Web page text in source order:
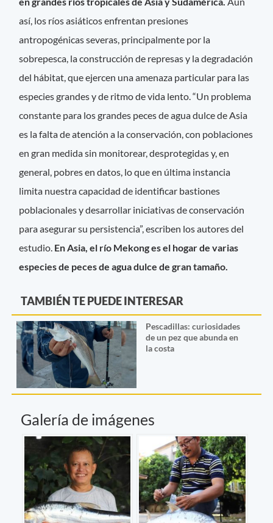
así, los ríos asiáticos enfrentan presiones
antropogénicas severas, principalmente por la
sobrepesca, la construcción de represas y la degradación
del hábitat, que ejercen una amenaza particular para las
especies grandes y de ritmo de vida lento. “Un problema
constante para los grandes peces de agua dulce de Asia
es la falta de atención a la conservación, con poblaciones
en gran medida sin monitorear, desprotegidas y, en
general, pobres en datos, lo que en última instancia
limita nuestra capacidad de identificar bastiones
poblacionales y desarrollar iniciativas de conservación
para asegurar su persistencia”, escriben los autores del
estudio. En Asia, el río Mekong es el hogar de varias
especies de peces de agua dulce de gran tamaño.
TAMBIÉN TE PUEDE INTERESAR
Pescadillas: curiosidades
de un pez que abunda en
la costa
Galería de imágenes